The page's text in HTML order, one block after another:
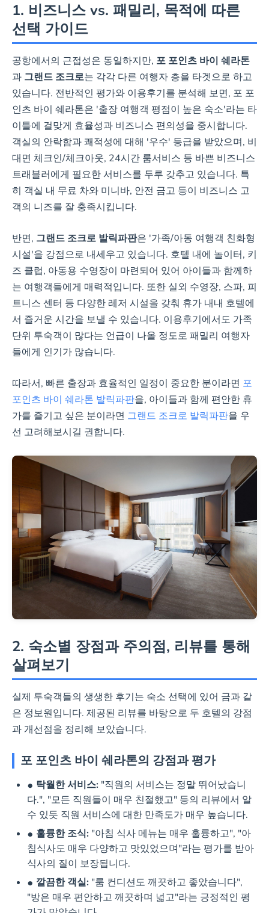
최저가 확인 및 예약하기
1. 비즈니스 vs. 패밀리, 목적에 따른
선택 가이드
공항에서의 근접성은 동일하지만, 포 포인츠 바이 쉐라톤
과 그랜드 조크로는 각각 다른 여행자 층을 타겟으로 하고
있습니다. 전반적인 평가와 이용후기를 분석해 보면, 포 포
인츠 바이 쉐라톤은 '출장 여행객 평점이 높은 숙소'라는 타
이틀에 걸맞게 효율성과 비즈니스 편의성을 중시합니다.
객실의 안락함과 쾌적성에 대해 '우수' 등급을 받았으며, 비
대면 체크인/체크아웃, 24시간 룸서비스 등 바쁜 비즈니스
트래블러에게 필요한 서비스를 두루 갖추고 있습니다. 특
히 객실 내 무료 차와 미니바, 안전 금고 등이 비즈니스 고
객의 니즈를 잘 충족시킵니다.
반면, 그랜드 조크로 발릭파판은 '가족/아동 여행객 친화형
시설'을 강점으로 내세우고 있습니다. 호텔 내에 놀이터, 키
즈 클럽, 아동용 수영장이 마련되어 있어 아이들과 함께하
는 여행객들에게 매력적입니다. 또한 실외 수영장, 스파, 피
트니스 센터 등 다양한 레저 시설을 갖춰 휴가 내내 호텔에
서 즐거운 시간을 보낼 수 있습니다. 이용후기에서도 가족
단위 투숙객이 많다는 언급이 나올 정도로 패밀리 여행자
들에게 인기가 많습니다.
따라서, 빠른 출장과 효율적인 일정이 중요한 분이라면 포
포인츠 바이 쉐라톤 발릭파판을, 아이들과 함께 편안한 휴
가를 즐기고 싶은 분이라면 그랜드 조크로 발릭파판을 우
선 고려해보시길 권합니다.
2. 숙소별 장점과 주의점, 리뷰를 통해
살펴보기
실제 투숙객들의 생생한 후기는 숙소 선택에 있어 금과 같
은 정보원입니다. 제공된 리뷰를 바탕으로 두 호텔의 강점
과 개선점을 정리해 보았습니다.
포 포인츠 바이 쉐라톤의 강점과 평가
탁월한 서비스: "직원의 서비스는 정말 뛰어났습니
다.", "모든 직원들이 매우 친절했고" 등의 리뷰에서 알
수 있듯 직원 서비스에 대한 만족도가 매우 높습니다.
훌륭한 조식: "아침 식사 메뉴는 매우 훌륭하고", "아
침식사도 매우 다양하고 맛있었으며"라는 평가를 받아
식사의 질이 보장됩니다.
깔끔한 객실: "룸 컨디션도 깨끗하고 좋았습니다",
"방은 매우 편안하고 깨끗하며 넓고"라는 긍정적인 평